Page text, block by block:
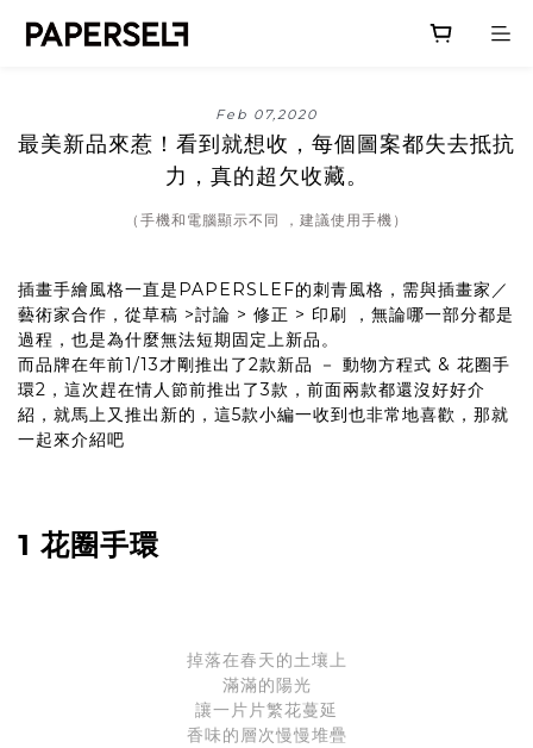
Feb 07,2020
最美新品來惹！看到就想收，每個圖案都失去抵抗
力，真的超欠收藏。
（手機和電腦顯示不同 ，建議使用手機）
插畫手繪風格一直是PAPERSLEF的刺青風格，需與插畫家／
藝術家合作，從草稿 >討論 > 修正 > 印刷 ，無論哪一部分都是
過程，也是為什麼無法短期固定上新品。
而品牌在年前1/13才剛推出了2款新品 － 動物方程式 & 花圈手
環2，這次趕在情人節前推出了3款，前面兩款都還沒好好介
紹，就馬上又推出新的，這5款小編一收到也非常地喜歡，那就
一起來介紹吧
1 花圈手環
掉落在春天的土壤上
滿滿的陽光
讓一片片繁花蔓延
香味的層次慢慢堆疊